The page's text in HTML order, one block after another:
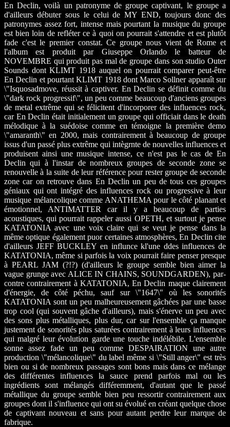
En Declin, voilà un patronyme de groupe captivant, le groupe a
d'ailleurs débuter sous le celui de MY END, toujours donc des
patronymes assez fort, intense mais pourtant la musique du groupe
est bien loin de refléter ce à quoi on pourrait s'attendre et est plutôt
fade c'est le premier constat. Ce groupe nous vient de Rome et
l'album est produit par Giuseppe Orlando le batteur de
NOVEMBRE qui produit pas mal de groupe dans son studio Outer
Sounds dont KLIMT 1918 auquel on pourrait comparer peut-être
En Declin et pourtant KLIMT 1918 dont Marco Sollner apparaît sur
\"Isquosadmove, réussit à captiver. En Declin se définit comme du
\"dark rock progressif\", un peu comme beaucoup d'anciens groupes
de metal extrême qui se félicitent d'incorporer des influences rock,
car En Declin était initialement un groupe qui officiait dans le death
mélodique à la suédoise comme en témoigne la première demo
\"amaranth\" en 2000, mais contrairement à beaucoup de groupe
issus d'un passé plus extrême qui intègrnte de nouvelles influences et
produisent ainsi une musique intense, ce n'est pas le cas de En
Declin qui à l'instar de nombreux groupes de seconde zone se
renouvelle à la suite de leur référence pour rester groupe de seconde
zone car on retrouve dans En Declin un peu de tous ces groupes
géniaux qui ont intégré des influences rock ou progressive à leur
musique mélancolique comme ANATHEMA pour le côté planant et
émotionnel, ANTIMATTER car il y a beaucoup de parties
acoustiques, qui pourrait rappeler aussi OPETH, et surtout je pense
KATATONIA avec une voix claire qui se veut je pense dans la
même optique également puor certaines atmosphères, En Declin cite
d'ailleurs JEFF BUCKLEY en influnce kl'une ddes influences de
KATATONIA, même si parfois la voix pourrait faire penser presque
à PEARL JAM (?!?) (d'ailleurs le groupe semble bien aimer la
vague grunge avec ALICE IN CHAINS, SOUNDGARDEN), par-
contre contrairement à KATATONIA, En Declin maque clairement
d'énergie, de côté péchu, sauf sur \"1647\" où les sonorités
KATATONIA sont un peu malheureusement gâchées par une basse
trop cool (qui souvent gâche d'ailleurs), mais s'énerve un peu avec
des sons plus métalliques, plus dur, car sur l'ensemble ça manque
justement de sonorités plus saturées contrairement à leurs influences
qui malgré leur évolution garde une touche indélébile. L'ensemble
sonne assez fade un peu comme DESPAIRATION une autre
production \"mélancolique\" du label même si \"Still anger\" est très
bien ou si de nombreux passages sont bons mais dans ce mélange
des différentes influences la sauce prend parfois mal ou les
ingrédients sont mélangés différemment, d'autant que le passé
métallique du groupe semble bien peu ressortir contrairement aux
groupes dont il s'influence qui ont su évolué en créant quelque chose
de captivant nouveau et sans pour autant perdre leur marque de
fabrique.